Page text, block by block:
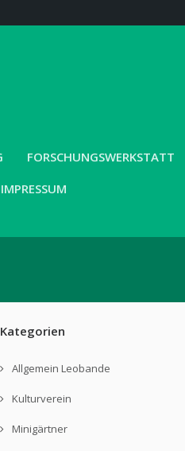
FORSCHUNGSWERKSTATT
IMPRESSUM
Kategorien
Allgemein Leobande
Kulturverein
Minigärtner